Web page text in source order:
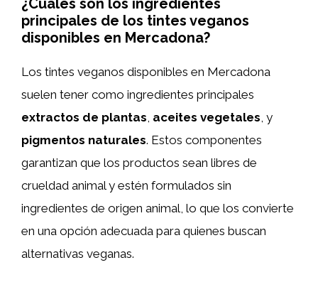
principales de los tintes veganos
disponibles en Mercadona?
Los tintes veganos disponibles en Mercadona
suelen tener como ingredientes principales
extractos de plantas aceites vegetales , y
pigmentos naturales. Estos componentes
garantizan que los productos sean libres de
crueldad animal y estén formulados sin
ingredientes de origen animal, lo que los convierte
en una opción adecuada para quienes buscan
alternativas veganas.